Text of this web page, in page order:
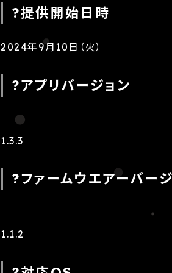
?提供開始日時
2024年9月10日（火）
?アプリバージョン
1.3.3
?ファームウエアーバー
1.1.2